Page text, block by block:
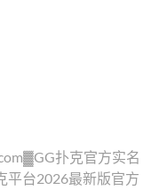
扑克官方实名
平台2026最新版官方